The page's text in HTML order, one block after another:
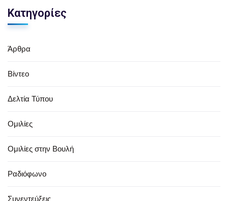
Κατηγορίες
Άρθρα
Βίντεο
Δελτία Τύπου
Ομιλίες
Ομιλίες στην Βουλή
Ραδιόφωνο
Συνεντεύξεις